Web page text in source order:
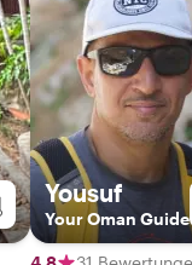
Yousuf
Your Oman Guide